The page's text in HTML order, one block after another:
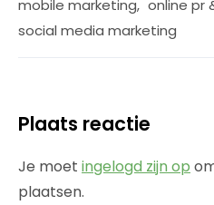
mobile marketing, online pr
social media marketing
Plaats reactie
Je moet ingelogd zijn op
plaatsen.